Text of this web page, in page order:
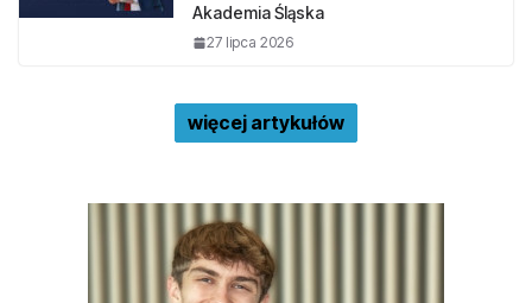
Akademia Śląska
27 lipca 2026
więcej artykułów